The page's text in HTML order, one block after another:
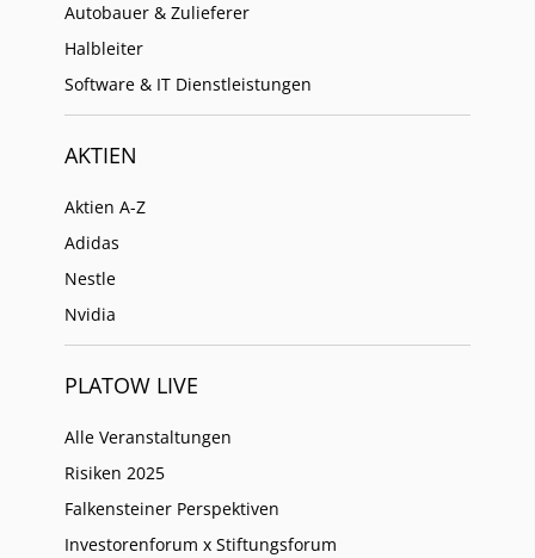
Autobauer & Zulieferer
Halbleiter
Software & IT Dienstleistungen
AKTIEN
Aktien A-Z
Adidas
Nestle
Nvidia
PLATOW LIVE
Alle Veranstaltungen
Risiken 2025
Falkensteiner Perspektiven
Investorenforum x Stiftungsforum